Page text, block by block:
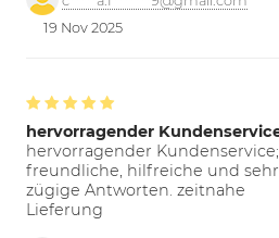
19 Nov 2025
hervorragender
hervorragender Kundenservice;
freundliche, hilfreiche und sehr
zügige Antworten. zeitnahe
Lieferung